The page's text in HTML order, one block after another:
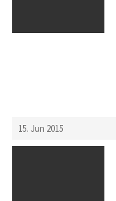
15. Jun 2015